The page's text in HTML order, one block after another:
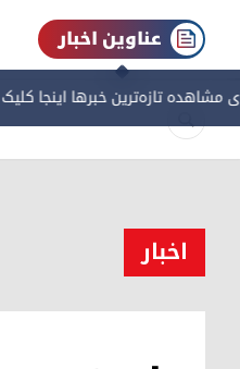
عناوین اخبار
مشاهده‌ تازه‌ترین خبرها اینجا
اخبار